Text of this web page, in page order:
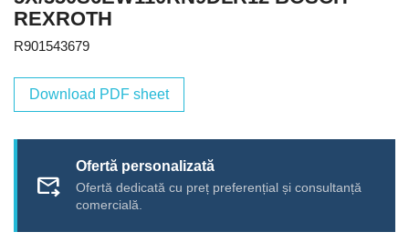
REXROTH
R901543679
Download PDF sheet
forward_to_inbox
Ofertă personalizată
Ofertă dedicată cu preț preferențial și consultanță
comercială.